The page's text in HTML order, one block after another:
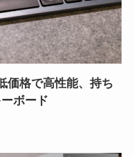
価格で高性能、持ち
ボード